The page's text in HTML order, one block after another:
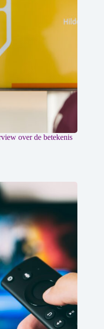
over de betekenis